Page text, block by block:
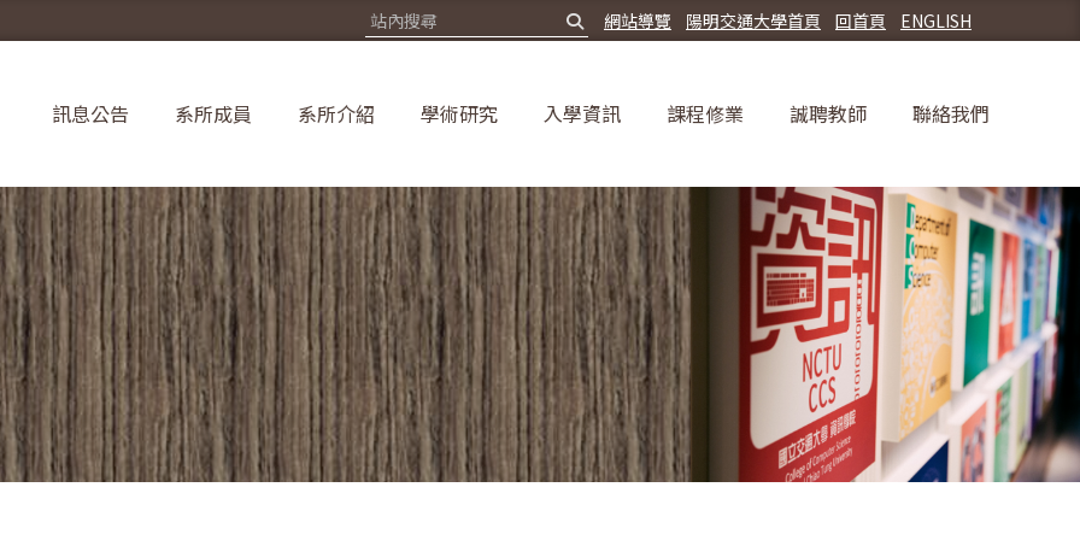
ENGLISH
回首頁
陽明交通大學首頁
網站導覽
訊息公告 系所成員 系所介紹 學術研究 入學資訊 課程修業 誠聘教師 聯絡我們